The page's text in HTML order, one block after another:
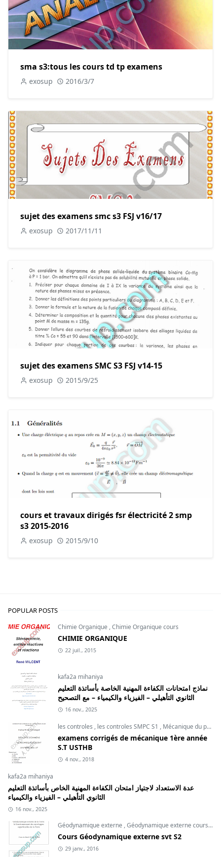
sma s3:tous les cours td tp examens
exosup 2016/3/7
sujet des examens smc s3 FSJ v16/17
exosup 2017/11/11
sujet des examens SMC S3 FSJ v14-15
exosup 2015/9/25
cours et travaux dirigés fsr électricité 2 smp
s3 2015-2016
exosup 2015/9/10
POPULAR POSTS
Chimie Organique ,Chimie Organique cours
CHIMIE ORGANIQUE
22 juil., 2015
kafa2a mihaniya
نماذج امتحانات الكفاءة المهنية الخاصة بأساتذة التعليم
الثانوي التأهيلي – الفيزياء والكيمياء – مع التصحيح
16 nov., 2025
les controles , les controles SMPC S1 , Mécanique du point
examens corrigés de mécanique 1ère année
S.T USTHB
4 nov., 2018
kafa2a mihaniya
عدة الاستعداد لاجتياز امتحان الكفاءة المهنية الخاص بأساتذة التعليم
الثانوي التأهيلي – الفيزياء والكيمياء
16 nov., 2025
Géodynamique externe ,Géodynamique externe cours ,
Cours Géodynamique externe svt S2
29 janv., 2016